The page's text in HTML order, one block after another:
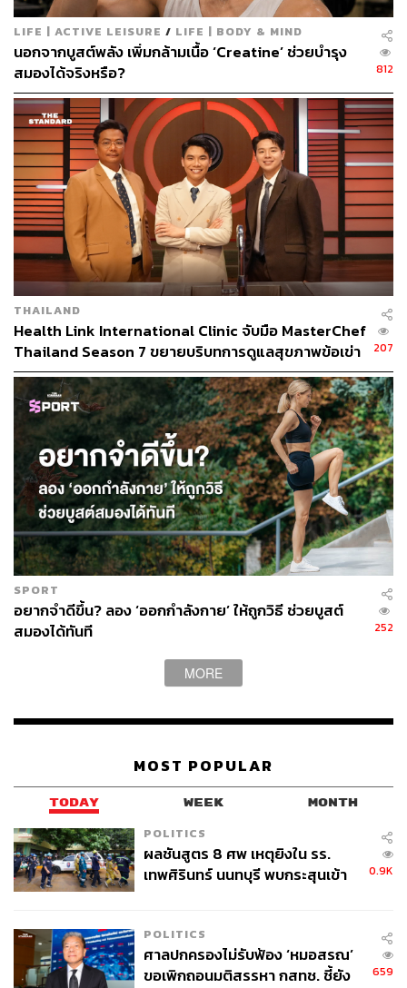
LIFE | ACTIVE LEISURE / LIFE | BODY & MIND
นอกจากบูสต์พลัง เพิ่มกล้ามเนื้อ ‘Creatine’ ช่วยบำรุง
สมองได้จริงหรือ?
812
THAILAND
Health Link International Clinic จับมือ MasterChef
Thailand Season 7 ขยายบริบทการดูแลสุขภาพข้อเข่า
ผ่านอาหาร [ADVERTORIAL]
207
SPORT
อยากจำดีขึ้น? ลอง ‘ออกกำลังกาย’ ให้ถูกวิธี ช่วยบูสต์
สมองได้ทันที
252
MORE
MOST POPULAR
TODAY WEEK MONTH
POLITICS
ผลชันสูตร 8 ศพ เหตุยิงใน รร.
เทพศิรินทร์ นนทบุรี พบกระสุนเข้า
0.9K
POLITICS
ศาลปกครองไม่รับฟ้อง ‘หมอสรณ’
ขอเพิกถอนมติสรรหา กสทช. ชี้ยัง
659